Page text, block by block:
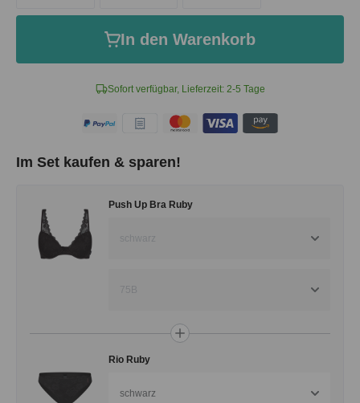
Sofort verfügbar, Lieferzeit: 2-5 Tage
In den Warenkorb
Im Set kaufen & sparen!
Push Up Bra Ruby
schwarz
75B
Rio Ruby
schwarz